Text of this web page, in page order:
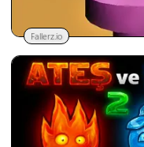
Fallerz.io